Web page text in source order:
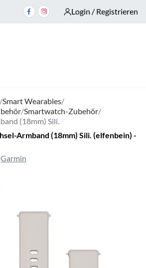
Login / Registrieren
/Smart Wearables/
/Smartwatch-Zubehör/
(18mm) Sili.
Armband (18mm) Sili. (elfenbein) -
Garmin